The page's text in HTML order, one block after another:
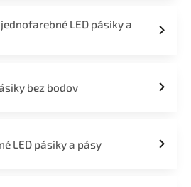
LED pásiky a
bez bodov
LED pásiky a pásy